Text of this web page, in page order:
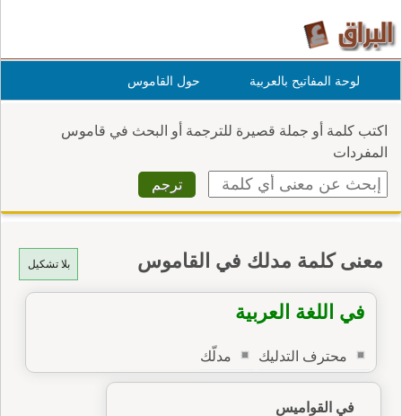
لوحة المفاتيح بالعربية حول القاموس
اكتب كلمة أو جملة قصيرة للترجمة أو البحث في قاموس
المفردات
بلا تشكيل معنى كلمة مدلك في القاموس
في اللغة العربية
محترف التدليك مدلّك
في القواميس